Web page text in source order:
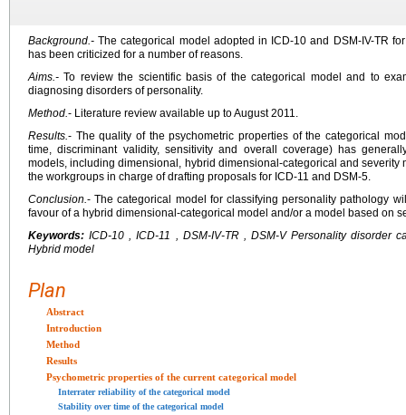
Background.- The categorical model adopted in ICD-10 and DSM-IV-TR
has been criticized for a number of reasons.
Aims.- To review the scientific basis of the categorical model and to
diagnosing disorders of personality.
Method.- Literature review available up to August 2011.
Results.- The quality of the psychometric properties of the categorical
time, discriminant validity, sensitivity and overall coverage) has
models, including dimensional, hybrid dimensional-categorical and severity
the workgroups in charge of drafting proposals for ICD-11 and DSM-5.
Conclusion.- The categorical model for classifying personality pathology
favour of a hybrid dimensional-categorical model and/or a model based on
Keywords:ICD-10 , ICD-11 , DSM-IV-TR , DSM-V Personality disorder
Hybrid model
Plan
Abstract
Introduction
Method
Results
Psychometric properties of the current categorical model
Interrater reliability of the categorical model
Stability over time of the categorical model